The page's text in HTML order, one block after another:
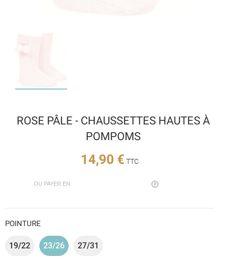
ROSE PÂLE - CHAUSSETTES HAUTES À
POMPOMS
14,90 € TTC
OU PAYER EN
POINTURE
19/22 23/26 27/31